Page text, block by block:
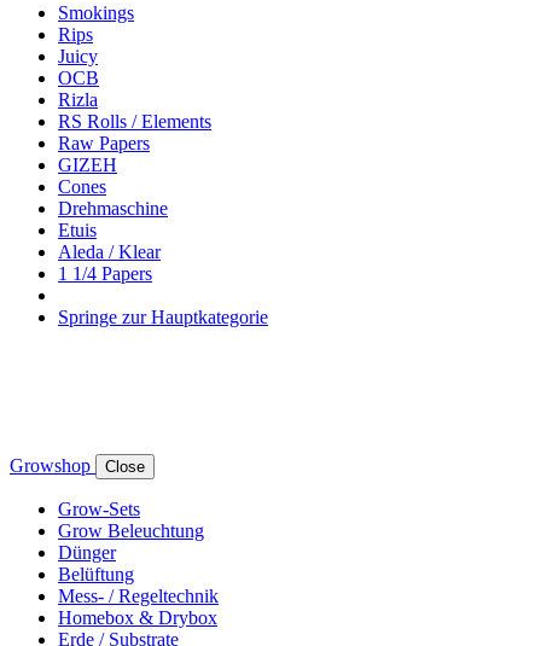
Smokings
Rips
Juicy
OCB
Rizla
RS Rolls / Elements
Raw Papers
GIZEH
Cones
Drehmaschine
Etuis
Aleda / Klear
1 1/4 Papers
Springe zur Hauptkategorie
Growshop Close
Grow-Sets
Grow Beleuchtung
Dünger
Belüftung
Mess- / Regeltechnik
Homebox & Drybox
Erde / Substrate